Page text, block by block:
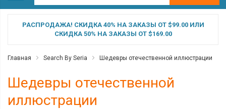
РАСПРОДАЖА! СКИДКА 40% НА ЗАКАЗЫ ОТ $99.00 ИЛИ
СКИДКА 50% НА ЗАКАЗЫ ОТ $169.00
Главная Search By Seria Шедевры отечественной иллюстрации
Шедевры отечественной
иллюстрации